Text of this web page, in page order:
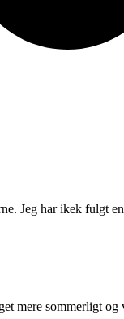
Jeg har ikek fulgt
mere sommerligt